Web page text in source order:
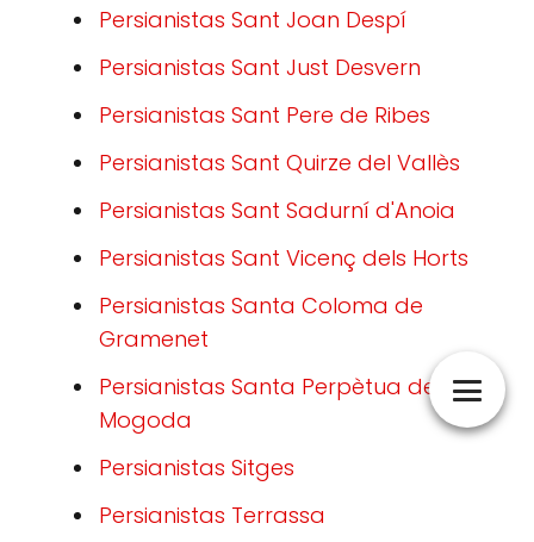
Persianistas Sant Joan Despí
Persianistas Sant Just Desvern
Persianistas Sant Pere de Ribes
Persianistas Sant Quirze del Vallès
Persianistas Sant Sadurní d'Anoia
Persianistas Sant Vicenç dels Horts
Persianistas Santa Coloma de
Gramenet
Persianistas Santa Perpètua de
Mogoda
Persianistas Sitges
Persianistas Terrassa